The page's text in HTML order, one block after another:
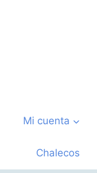
Mi cuenta
Chalecos